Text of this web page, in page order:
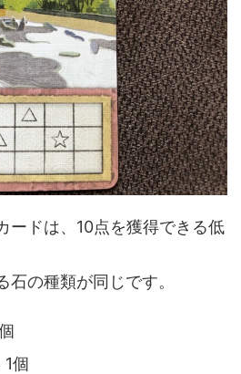
ードは、10点を獲得できる低
石の種類が同じです。
個